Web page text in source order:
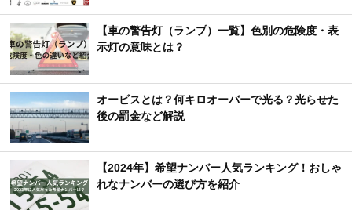
【車の警告灯（ランプ）一覧】色別の危険度・表
示灯の意味とは？
オービスとは？何キロオーバーで光る？光らせた
後の罰金など解説
【2024年】希望ナンバー人気ランキング！おしゃ
れなナンバーの選び方を紹介